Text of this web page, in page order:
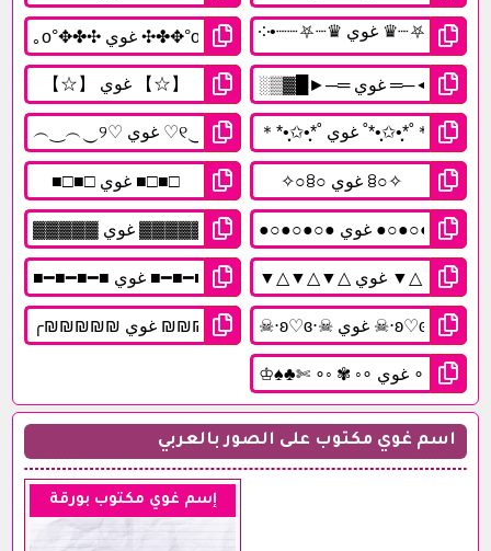
اسم غوي مكتوب على الصور بالعربي
إسم غوي مكتوب بورقة